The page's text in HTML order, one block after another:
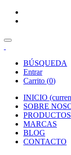
BÚSQUEDA
Entrar
Carrito (0)
INICIO
SOBRE
PRODUCTOS
MARCAS
BLOG
CONTACTO